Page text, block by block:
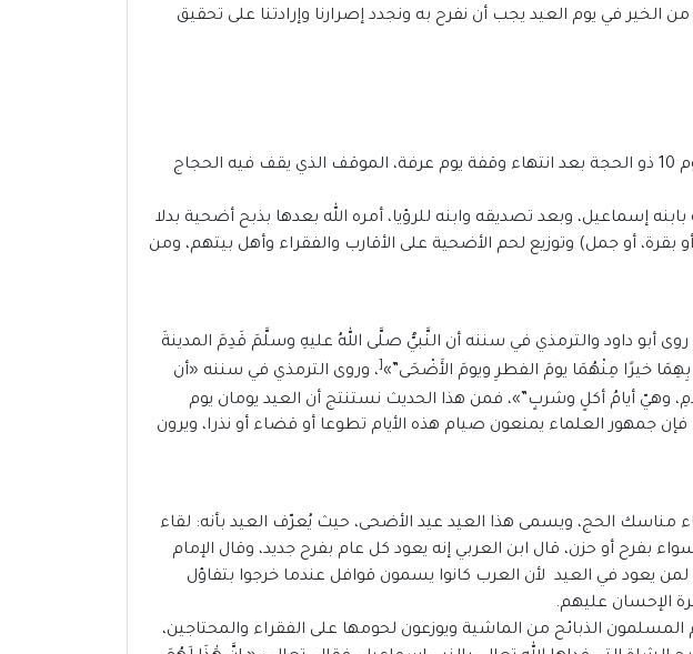
الخير في يوم العيد يجب أن نفرح به ونجدد إصرارنا وإرادتنا على تحقيق
هو أحد العيدين عند المسلمين والعيد الآخر هو عيد الفطر، يوافق يوم 10 ذو الحجة بعد انتهاء وقفة يوم عرفة، الموقف الذي يقف فيه الحجاج
إسماعيل، وبعد تصديقه وابنه للرؤيا، أمره الله بعدها بذبح أضحية بدلا
بقرة، أو جمل) وتوزيع لحم الأضحية على الأقارب والفقراء وأهل بيتهم، ومن
أبو داود والترمذي في سننه أن النَّبيُّ صلَّى اللهُ عليهِ وسلَّمَ قَدِمَ المدينةَ
بِهِمَا خيرًا مِنْهُمَا يومَ الفطرِ ويومَ الأَضْحَى”» ، وروى الترمذي في سننه «أن
وهيّ أيامُ أكلٍ وشربٍ”»، فمن هذا الحديث نستنتج أن العيد يومان يوم
جمهور العلماء يمنعون صيام هذه الأيام تطوعا أو قضاء أو نذرا، ويرون
مناسك الحج، ويسمى هذا العيد عيد الأضحى، حيث يُعرّف العيد بأنه: لقاء
بفرح أو حزن، قال ابن العربي إنه يعود كل عام بفرح جديد، وقال الإمام
لمن يعود في العيد لأن العرب كانوا يسمون قوافل عندما خرجوا بتفاؤل
الإحسان عليهم.
الذبائح من الماشية ويوزعون لحومها على الفقراء والمحتاجين،